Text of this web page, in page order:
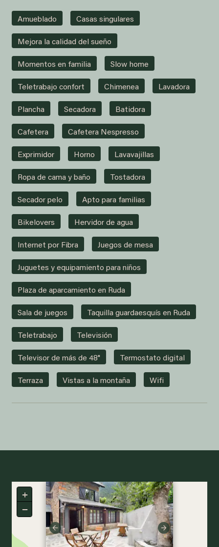
Amueblado Casas singulares
Mejora la calidad del sueño
Momentos en familia Slow home
Teletrabajo confort Chimenea Lavadora
Plancha Secadora Batidora
Cafetera Cafetera Nespresso
Exprimidor Horno Lavavajillas
Ropa de cama y baño Tostadora
Secador pelo Apto para familias
Bikelovers Hervidor de agua
Internet por Fibra Juegos de mesa
Juguetes y equipamiento para niños
Plaza de aparcamiento en Ruda
Sala de juegos Taquilla guardaesquís en Ruda
Teletrabajo Televisión
Televisor de más de 48" Termostato digital
Terraza Vistas a la montaña Wifi
Previous Next
×
+
−